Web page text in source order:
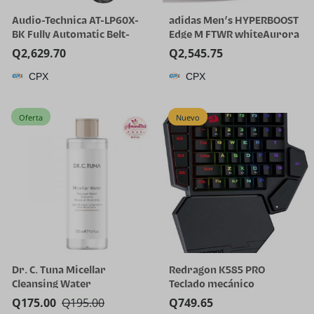
Audio-Technica AT-LP60X-
BK Fully Automatic Belt-
Drive Stereo Turntable,
Black, Hi-Fi, 2 Speed, Dust
Cover, Anti-Resonance,
Cover, Anti-Resonance,
Q2,629.70
CPX
adidas Men’s HYPERBOOST
Edge M FTWR whiteAurora
Onix/Solar Turbo 11 US
Multi
Q2,545.75
CPX
Oferta
Dr. C. Tuna Micellar
Cleansing Water
Q195.00
Q175.00
Nuevo
Redragon K585 PRO
Teclado mecánico
inalámbrico con una sola
mano, 42 teclas, 3 modos
Q749.65